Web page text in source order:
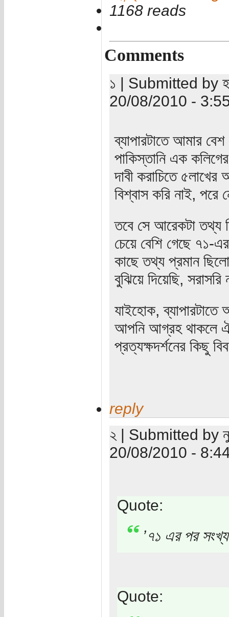
1168 reads
Comments
১ | Submitted by
20/08/2010 -
ব্যাপারটাতে আমার
পাকিস্তানি এক
দাবী করাচিতে
বিশ্বাস করি নাই, পরে
তবে সে আরেকটা তথ্য
চেয়ে বেশি গেছে ৭১-
কাছে তথ্য প্রমান
বুঝিয়ে দিয়েছি,
যাইহোক,
আপনি আগ্রহ থাকলে ঐ
প্রত্যক্ষদর্শনের কিছু
reply
২ | Submitted by
20/08/2010 -
Quote:
’৭১ এর পর
Quote: